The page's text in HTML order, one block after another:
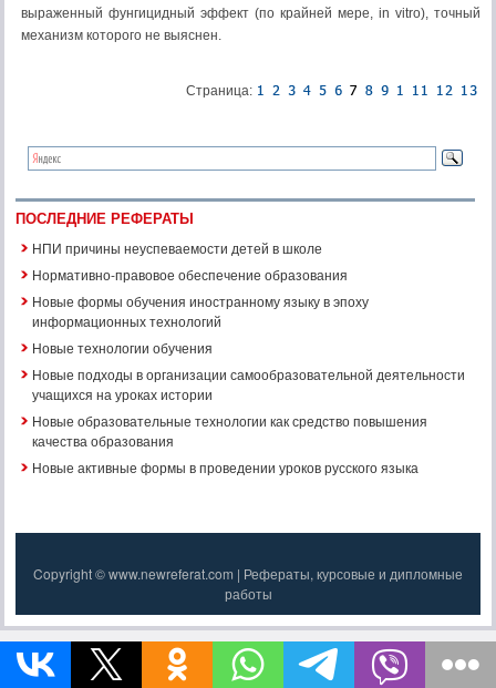
выраженный фунгицидный эффект (по крайней мере, in vitro), точный
механизм которого не выяснен.
Страница:
ПОСЛЕДНИЕ РЕФЕРАТЫ
НПИ причины неуспеваемости детей в школе
Нормативно-правовое обеспечение образования
Новые формы обучения иностранному языку в эпоху
информационных технологий
Новые технологии обучения
Новые подходы в организации самообразовательной деятельности
учащихся на уроках истории
Новые образовательные технологии как средство повышения
качества образования
Новые активные формы в проведении уроков русского языка
Copyright © www.newreferat.com | Рефераты, курсовые и дипломные
работы